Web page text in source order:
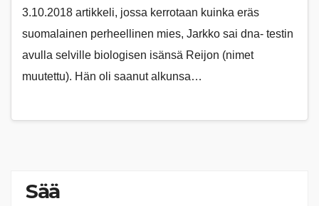
3.10.2018 artikkeli, jossa kerrotaan kuinka eräs
suomalainen perheellinen mies, Jarkko sai dna- testin
avulla selville biologisen isänsä Reijon (nimet
muutettu). Hän oli saanut alkunsa…
Sää